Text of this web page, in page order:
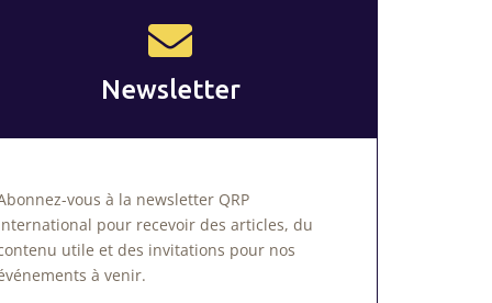
Newsletter
vous à la newsletter QRP
pour recevoir des articles, du
utile et des invitations pour nos
à venir.